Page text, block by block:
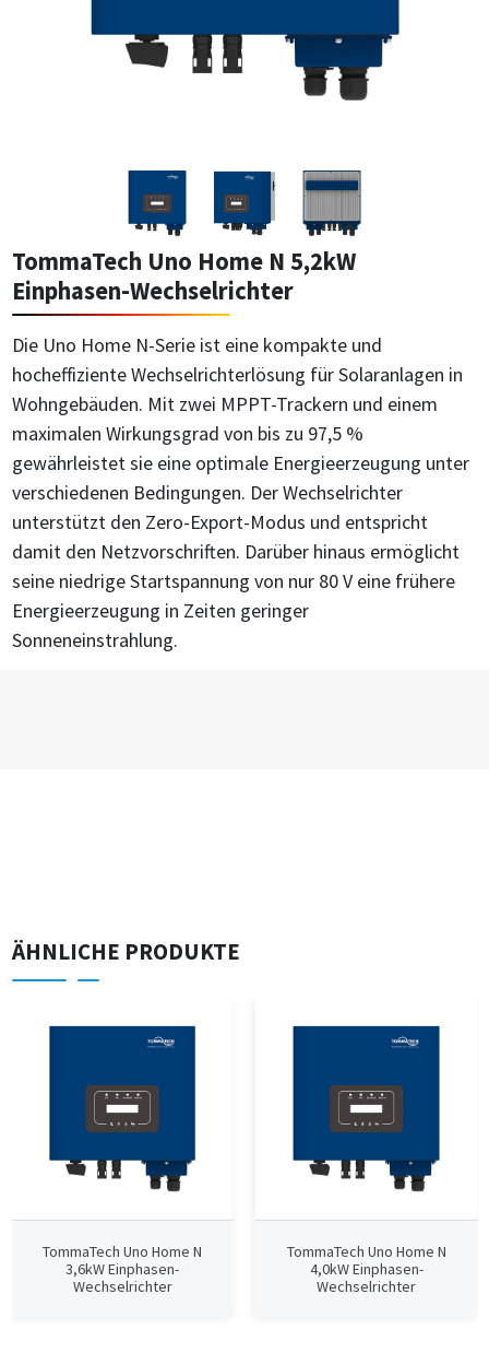
TommaTech Uno Home N 5,2kW
Einphasen-Wechselrichter
Die Uno Home N-Serie ist eine kompakte und
hocheffiziente Wechselrichterlösung für Solaranlagen in
Wohngebäuden. Mit zwei MPPT-Trackern und einem
maximalen Wirkungsgrad von bis zu 97,5 %
gewährleistet sie eine optimale Energieerzeugung unter
verschiedenen Bedingungen. Der Wechselrichter
unterstützt den Zero-Export-Modus und entspricht
damit den Netzvorschriften. Darüber hinaus ermöglicht
seine niedrige Startspannung von nur 80 V eine frühere
Energieerzeugung in Zeiten geringer
Sonneneinstrahlung.
ÄHNLICHE PRODUKTE
TommaTech Uno Home N
3,6kW Einphasen-
Wechselrichter
TommaTech Uno Home N
4,0kW Einphasen-
Wechselrichter